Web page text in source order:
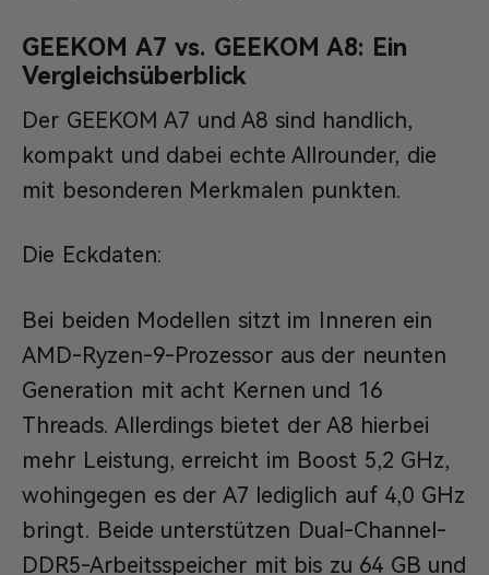
GEEKOM A7 vs. GEEKOM A8: Ein
Vergleichsüberblick
Der GEEKOM A7 und A8 sind handlich,
kompakt und dabei echte Allrounder, die
mit besonderen Merkmalen punkten.
Die Eckdaten:
Bei beiden Modellen sitzt im Inneren ein
AMD-Ryzen-9-Prozessor aus der neunten
Generation mit acht Kernen und 16
Threads. Allerdings bietet der A8 hierbei
mehr Leistung, erreicht im Boost 5,2 GHz,
wohingegen es der A7 lediglich auf 4,0 GHz
bringt. Beide unterstützen Dual-Channel-
DDR5-Arbeitsspeicher mit bis zu 64 GB und